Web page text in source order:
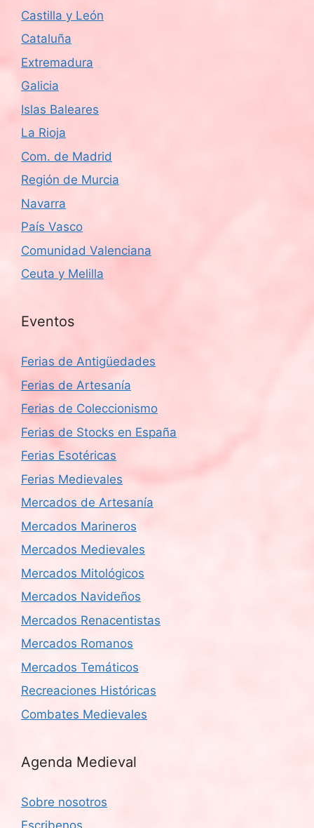
Castilla y León
Cataluña
Extremadura
Galicia
Islas Baleares
La Rioja
Com. de Madrid
Región de Murcia
Navarra
País Vasco
Comunidad Valenciana
Ceuta y Melilla
Eventos
Ferias de Antigüedades
Ferias de Artesanía
Ferias de Coleccionismo
Ferias de Stocks en España
Ferias Esotéricas
Ferias Medievales
Mercados de Artesanía
Mercados Marineros
Mercados Medievales
Mercados Mitológicos
Mercados Navideños
Mercados Renacentistas
Mercados Romanos
Mercados Temáticos
Recreaciones Históricas
Combates Medievales
Agenda Medieval
Sobre nosotros